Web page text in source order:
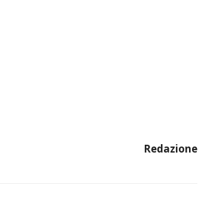
Redazione